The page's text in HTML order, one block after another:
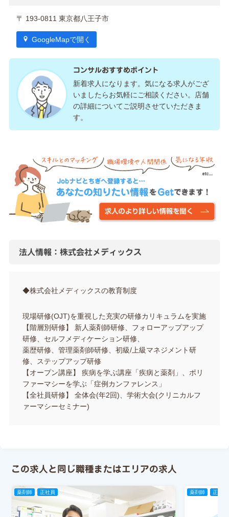
〒 193-0811 東京都八王子市
GoogleMapで開く
コンサルおすすめポイント
新着求人になります。気になる求人がござ
いましたらお気軽にご相談ください。店舗
の詳細についてご説明させていただきま
す。
法人情報：株式会社メディックス
◆株式会社メディックスの教育制度
現場研修(OJT)を重視した充実の研修カリキュラムを実施
【階層別研修】 新人薬剤師研修、フォローアップアップ
研修、セルフメディケーション研修、
薬歴研修、管理薬剤師研修、初級/上級マネジメント研
修、ステップアップ研修
【オープン講座】 疾病を学ぶ講座「疾病と薬剤」、ポリ
ファーマシーを学ぶ「症例カンファレンス」
【全社員研修】 全体会(年2回)、学術大会(クリニカルフ
ァーマシーセミナー)
この求人と同じ職種またはエリアの求人
薬剤師 正社員 薬剤師 正社員